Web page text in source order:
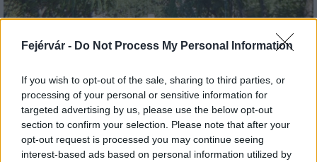
Fejérvár - Do Not Process My Personal Information
If you wish to opt-out of the sale, sharing to third parties, or
processing of your personal or sensitive information for
targeted advertising by us, please use the below opt-out
section to confirm your selection. Please note that after your
opt-out request is processed you may continue seeing
interest-based ads based on personal information utilized by
Belváros-Lipótváros
játszótér
Város-Teampannon Kereskedelmi és Szolgáltató Kft.
parkfelújítás
Újragondolják Lipótváros rejtett, zöld parkját